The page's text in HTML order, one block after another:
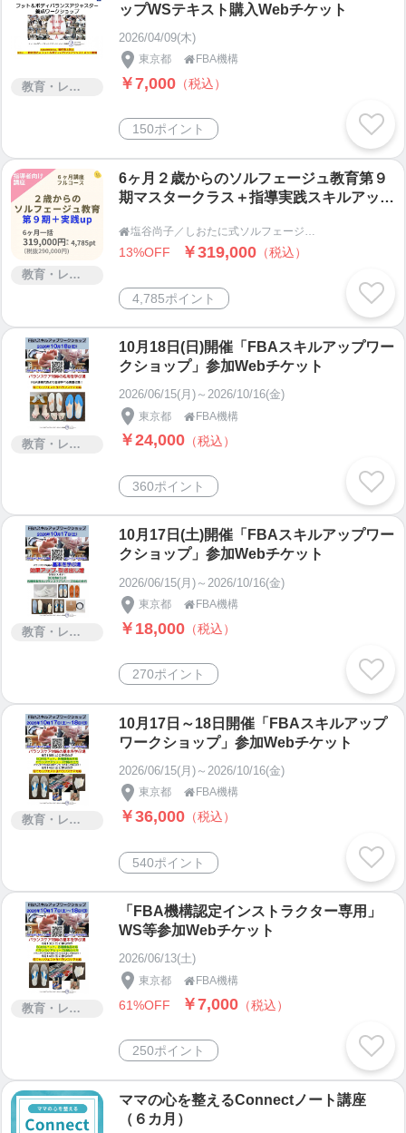
教育・レッスン・講習
ップWSテキスト購入Webチケット
2026/04/09(木)
東京都  FBA機構
￥7,000 （税込）
150ポイント
教育・レッスン・講習
6ヶ月２歳からのソルフェージュ教育第９
期マスタークラス＋指導実践スキルアップ
 塩谷尚子／しおたに式ソルフェージュオフィシャル
13%OFF ￥319,000 （税込）
4,785ポイント
教育・レッスン・講習
10月18日(日)開催「FBAスキルアップワー
クショップ」参加Webチケット
2026/06/15(月)～2026/10/16(金)
東京都 FBA機構
￥24,000 （税込）
360ポイント
教育・レッスン・講習
10月17日(土)開催「FBAスキルアップワー
クショップ」参加Webチケット
2026/06/15(月)～2026/10/16(金)
東京都  FBA機構
￥18,000 （税込）
270ポイント
教育・レッスン・講習
10月17日～18日開催「FBAスキルアップ
ワークショップ」参加Webチケット
2026/06/15(月)～2026/10/16(金)
東京都  FBA機構
￥36,000 （税込）
540ポイント
教育・レッスン・講習
「FBA機構認定インストラクター専用」
WS等参加Webチケット
2026/06/13(土)
東京都 FBA機構
61%OFF ￥7,000 （税込）
250ポイント
ママの心を整えるConnectノート講座
（６カ月）